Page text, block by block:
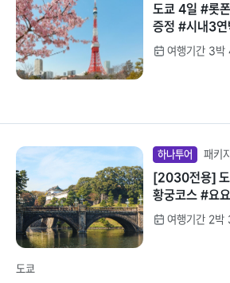
도쿄 4일 #롯
증정 #시내3
송영포함 #꽉
여행기간 3박
하나투어 패키지
[2030전용]
황궁코스 #요
야 #노쇼핑&노
박
여행기간 2박
도쿄
캄보디아
라오스
브루나이
싱가포르
인도/네팔
미주/하와이/알래
스카
중국/홍콩/몽골/중
앙아시아